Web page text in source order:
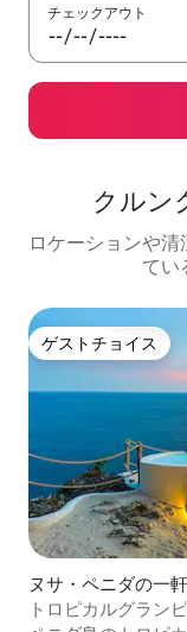
チェックアウト
クルン
ロケーションや
てい
ゲストチョイス
ゲストチョイス
ヌサ・ペニダの一
トロピカルグラン